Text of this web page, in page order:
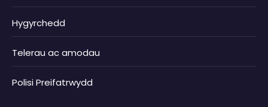
Hygyrchedd
Telerau ac amodau
Polisi Preifatrwydd